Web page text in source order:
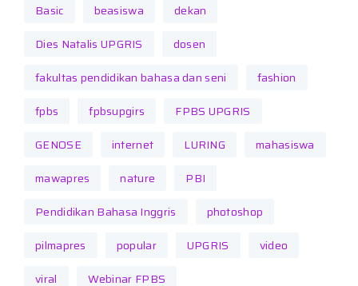
Basic beasiswa
dekan
Dies Natalis UPGRIS
dosen
fakultas pendidikan bahasa dan seni
fashion
fpbs
fpbsupgirs
FPBS UPGRIS
GENOSE
internet LURING
mahasiswa
mawapres
nature
PBI
Pendidikan Bahasa Inggris
photoshop
pilmapres
popular UPGRIS
video
viral
Webinar FPBS